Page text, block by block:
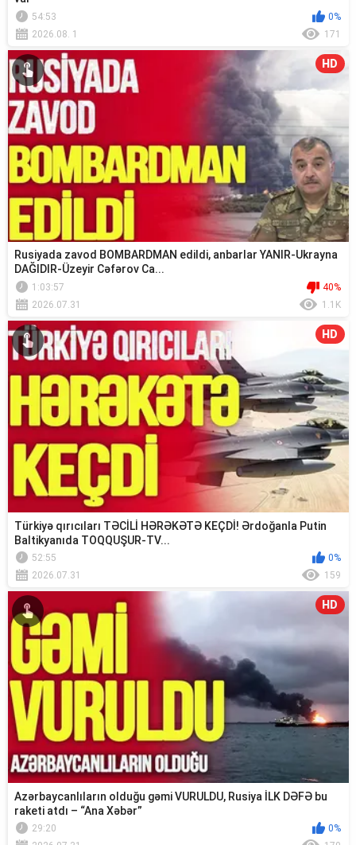
54:53
0%
2026.08. 1
171
HD
Rusiyada zavod BOMBARDMAN edildi, anbarlar YANIR-Ukrayna
DAĞIDIR-Üzeyir Cəfərov Ca...
1:03:57
40%
2026.07.31
1.1K
HD
Türkiyə qırıcıları TƏCİLİ HƏRƏKƏTƏ KEÇDİ! Ərdoğanla Putin
Baltikyanıda TOQQUŞUR-TV...
52:55
0%
2026.07.31
159
HD
Azərbaycanlıların olduğu gəmi VURULDU, Rusiya İLK DƏFƏ bu
raketi atdı – “Ana Xəbər”
29:20
0%